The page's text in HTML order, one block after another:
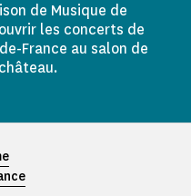
de Musique de
les concerts de
France au salon de